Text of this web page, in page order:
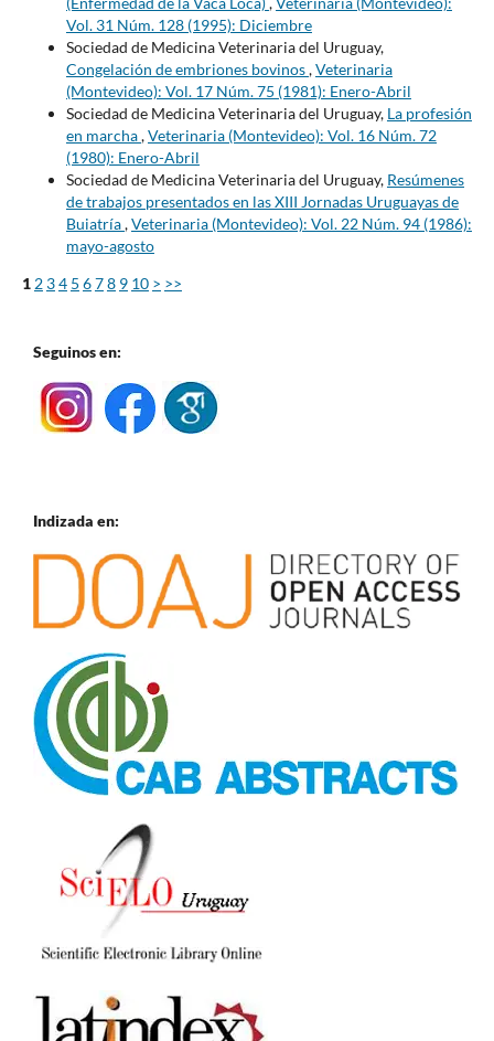
Vol. 31 Núm. 128 (1995): Diciembre
Sociedad de Medicina Veterinaria del Uruguay,
Congelación de embriones bovinos,Veterinaria
(Montevideo): Vol. 17 Núm. 75 (1981): Enero-Abril
Sociedad de Medicina Veterinaria del Uruguay, La profesión
en marcha,Veterinaria (Montevideo): Vol. 16 Núm. 72
(1980): Enero-Abril
Sociedad de Medicina Veterinaria del Uruguay, Resúmenes
de trabajos presentados en las XIII Jornadas Uruguayas de
Buiatría,Veterinaria (Montevideo): Vol. 22 Núm. 94 (1986):
mayo-agosto
1 2 34 5 678 9 10 > >>
Seguinos en:
Indizada en: